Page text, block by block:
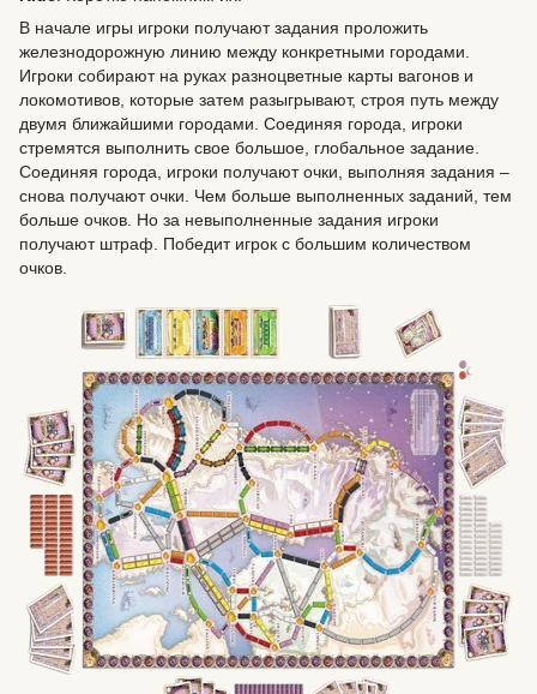
В начале игры игроки получают задания проложить
железнодорожную линию между конкретными городами.
Игроки собирают на руках разноцветные карты вагонов и
локомотивов, которые затем разыгрывают, строя путь между
двумя ближайшими городами. Соединяя города, игроки
стремятся выполнить свое большое, глобальное задание.
Соединяя города, игроки получают очки, выполняя задания –
снова получают очки. Чем больше выполненных заданий, тем
больше очков. Но за невыполненные задания игроки
получают штраф. Победит игрок с большим количеством
очков.